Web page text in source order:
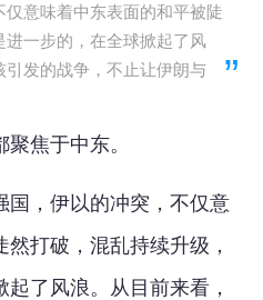
意味着中东表面的和平被陡
一步的，在全球掀起了风
发的战争，不止让伊朗与
焦于中东。
国，伊以的冲突，不仅意
打破，混乱持续升级，
了风浪。从目前来看，